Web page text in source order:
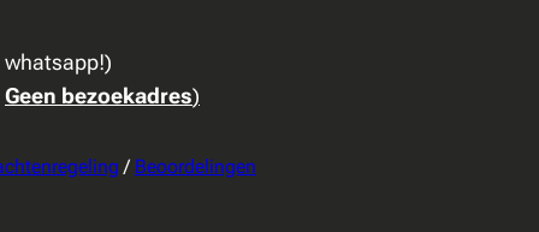
whatsapp!)
Geen bezoekadres)
/ Beoordelingen